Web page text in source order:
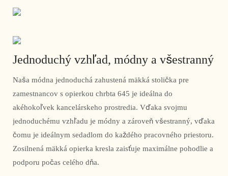
Jednoduchý vzhľad, módny a všestranný
Naša módna jednoduchá zahustená mäkká stolička pre
zamestnancov s opierkou chrbta 645 je ideálna do
akéhokoľvek kancelárskeho prostredia. Vďaka svojmu
jednoduchému vzhľadu je módny a zároveň všestranný, vďaka
čomu je ideálnym sedadlom do každého pracovného priestoru.
Zosilnená mäkká opierka kresla zaisťuje maximálne pohodlie a
podporu počas celého dňa.